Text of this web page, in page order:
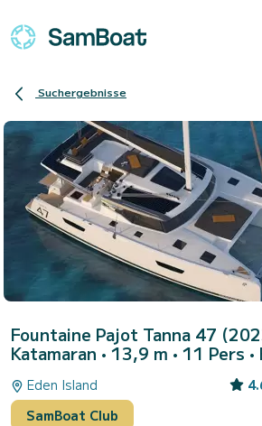
Suchergebnisse
Fountaine Pajot Tanna 47
Katamaran • 13,9 m • 11 Pers •
Eden Island
SamBoat Club